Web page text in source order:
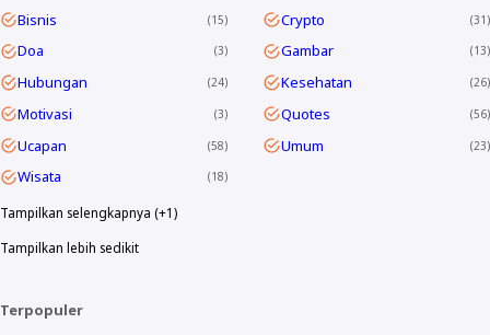
Bisnis
15 Crypto 31
Doa 3 Gambar 13
Hubungan 24 Kesehatan 26
Motivasi 3 Quotes 56
Ucapan 58 Umum 23
Wisata 18
Tampilkan selengkapnya (+1)
Tampilkan lebih sedikit
Terpopuler